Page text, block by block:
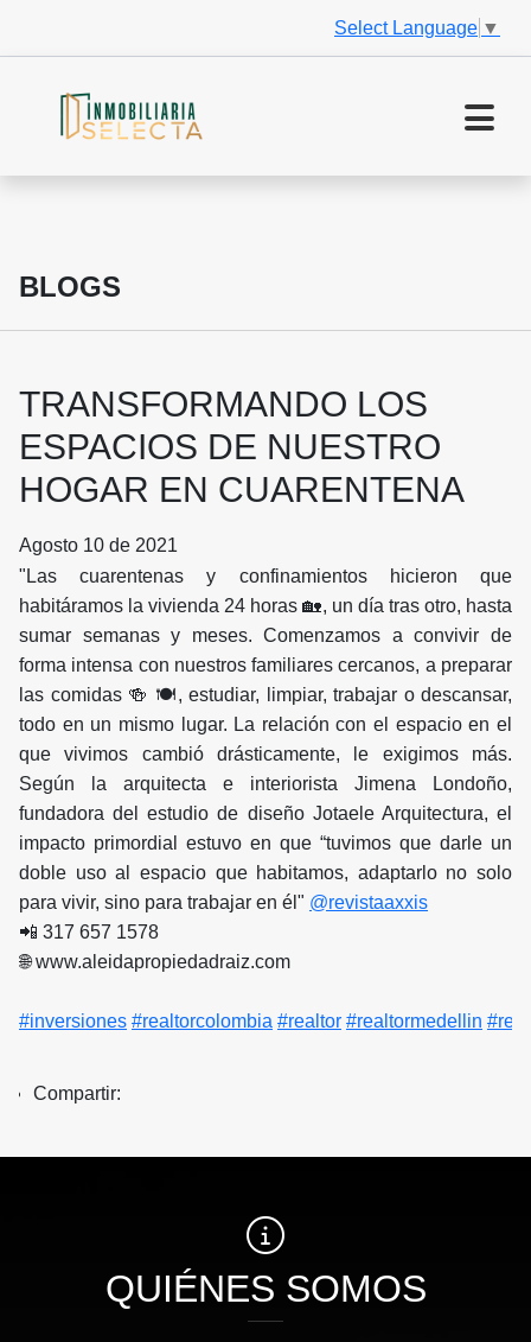
Select Language ▼
BLOGS
TRANSFORMANDO LOS
ESPACIOS DE NUESTRO
HOGAR EN CUARENTENA
Agosto 10 de 2021
"Las cuarentenas y confinamientos hicieron que
habitáramos la vivienda 24 horas 🏡, un día tras otro, hasta
sumar semanas y meses. Comenzamos a convivir de
forma intensa con nuestros familiares cercanos, a preparar
las comidas 🍻 🍽️, estudiar, limpiar, trabajar o descansar,
todo en un mismo lugar. La relación con el espacio en el
que vivimos cambió drásticamente, le exigimos más.
Según la arquitecta e interiorista Jimena Londoño,
fundadora del estudio de diseño Jotaele Arquitectura, el
impacto primordial estuvo en que “tuvimos que darle un
doble uso al espacio que habitamos, adaptarlo no solo
para vivir, sino para trabajar en él" @revistaaxxis
📲 317 657 1578
🌐 www.aleidapropiedadraiz.com
#inversiones #realtorcolombia #realtor #realtormedellin
Compartir:
QUIÉNES SOMOS